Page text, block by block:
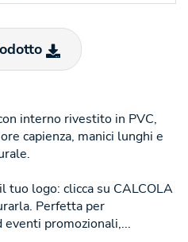
interno rivestito in PVC,
capienza, manici lunghi e
tuo logo: clicca su CALCOLA
Perfetta per
eventi promozionali,...